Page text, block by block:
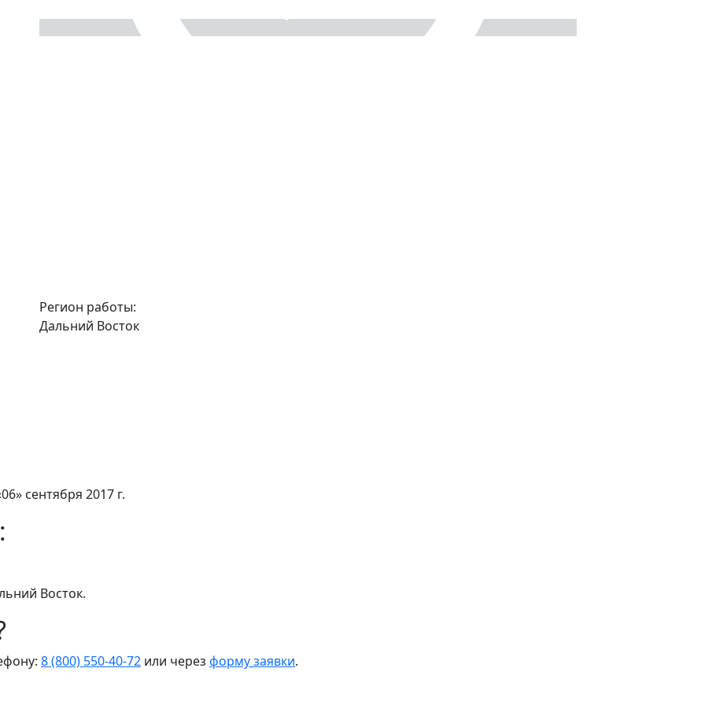
Регион работы:
Дальний Восток
сентября 2017 г.
Восток.
8 (800) 550-40-72 или через форму заявки.